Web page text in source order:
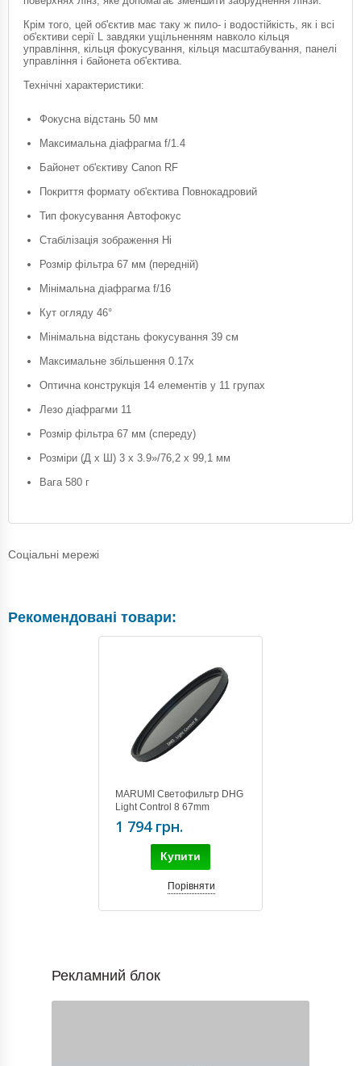
Крім того, цей об'єктив має таку ж пило- і водостійкість, як і всі
об'єктиви серії L завдяки ущільненням навколо кільця
управління, кільця фокусування, кільця масштабування, панелі
управління і байонета об'єктива.
Технічні характеристики:
Фокусна відстань 50 мм
Максимальна діафрагма f/1.4
Байонет об'єктиву Canon RF
Покриття формату об'єктива Повнокадровий
Тип фокусування Автофокус
Стабілізація зображення Ні
Розмір фільтра 67 мм (передній)
Мінімальна діафрагма f/16
Кут огляду 46°
Мінімальна відстань фокусування 39 см
Максимальне збільшення 0.17x
Оптична конструкція 14 елементів у 11 групах
Лезо діафрагми 11
Розмір фільтра 67 мм (спереду)
Розміри (Д х Ш) 3 x 3.9»/76,2 x 99,1 мм
Вага 580 г
Соціальні мережі
Рекомендовані товари:
MARUMI Светофильтр DHG
Light Control 8 67mm
1 794 грн.
Купити
Порівняти
Рекламний блок